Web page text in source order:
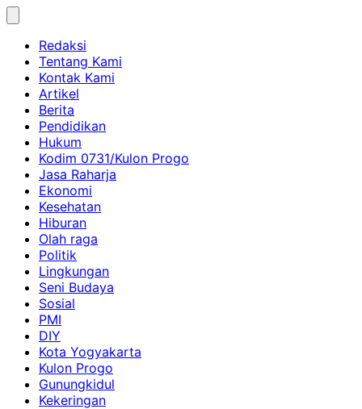
Skip
contentRedaksi
Tentang Kami
Kontak Kami
Artikel
Berita
Pendidikan
Hukum
Kodim 0731/Kulon Progo
Jasa Raharja
Ekonomi
Kesehatan
Hiburan
Olah raga
Politik
Lingkungan
Seni Budaya
Sosial
PMI
DIY
Kota Yogyakarta
Kulon Progo
Gunungkidul
Kekeringan